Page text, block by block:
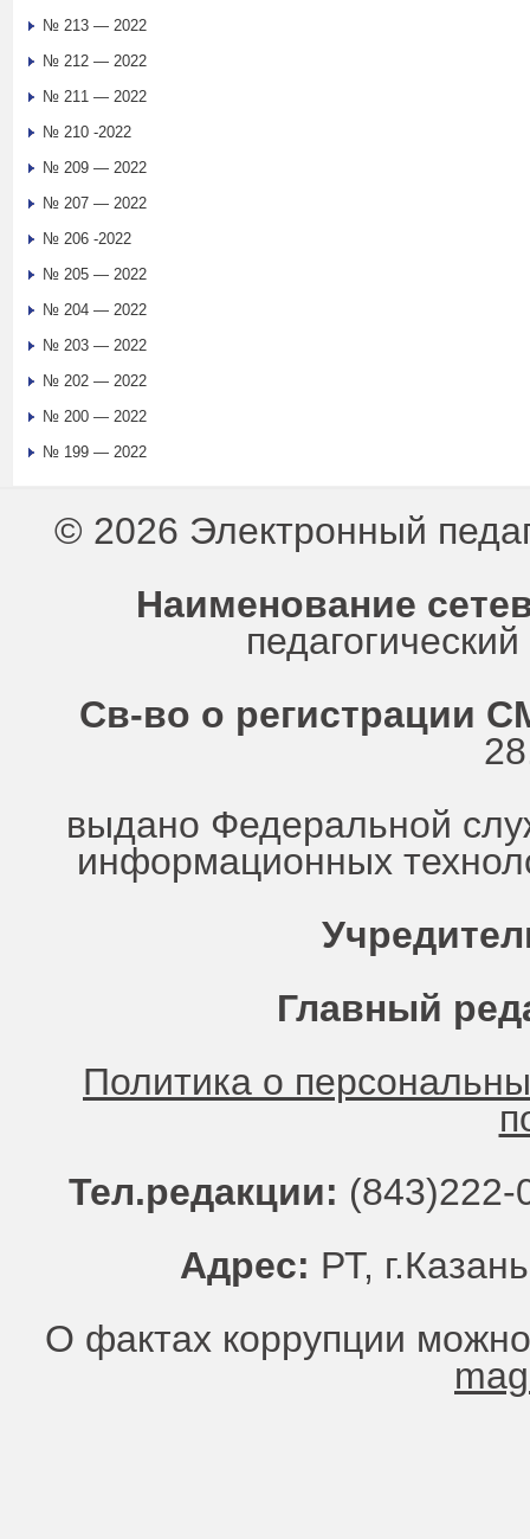
№ 213 — 2022
№ 212 — 2022
№ 211 — 2022
№ 210 -2022
№ 209 — 2022
№ 207 — 2022
№ 206 -2022
№ 205 — 2022
№ 204 — 2022
№ 203 — 2022
№ 202 — 2022
№ 200 — 2022
№ 199 — 2022
© 2026 Электронный
Наименование
Св-во о регистрации
выдано Федеральной
информационных
Главный
Политика о
Тел.редакции:
Адрес: РТ,
О фактах коррупции